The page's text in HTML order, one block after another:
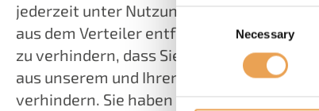
Consent
Necessary
jederzeit unter Nutzung des
aus dem Verteiler entfernt. Trotz
zu verhindern, dass Sie in Zukunft
aus unserem und Ihrem berechtigten
verhindern. Sie haben das Recht aus